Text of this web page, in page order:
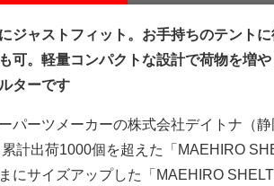
ジャストフィット。お手持ちのテント
可。軽量コンパクトな設計で荷物を増
ターです
パーツメーカーの株式会社デイトナ（
計出荷1000個を超えた「MAEHIRO
にサイズアップした「MAEHIRO